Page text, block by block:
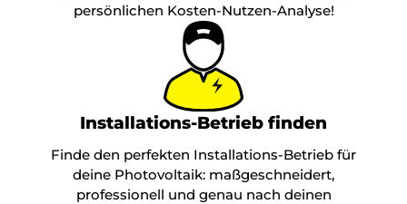
persönlichen Kosten-Nutzen-Analyse!
Installations-Betrieb finden
Finde den perfekten Installations-Betrieb für
deine Photovoltaik: maßgeschneidert,
professionell und genau nach deinen